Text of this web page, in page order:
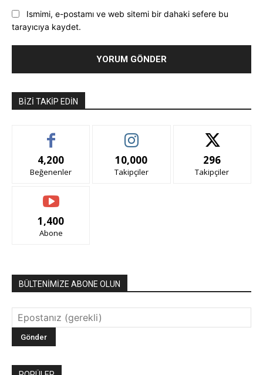
Ismimi, e-postamı ve web sitemi bir dahaki sefere bu
tarayıcıya kaydet.
BIZI TAKIP EDIN
4,200
Beğenenler
10,000
Takipçiler
296
Takipçiler
1,400
Abone
BÜLTENİMİZE ABONE OLUN